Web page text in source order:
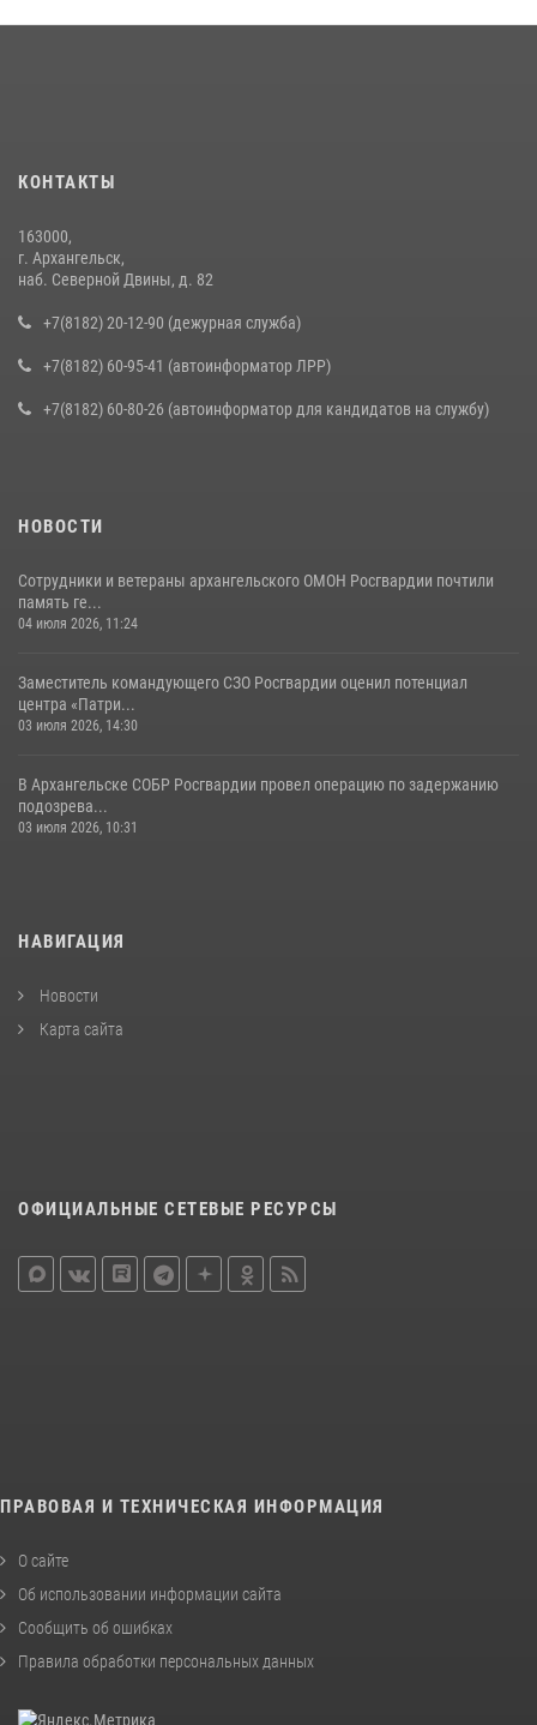
КОНТАКТЫ
163000,
г. Архангельск,
наб. Северной Двины, д. 82
+7(8182) 20-12-90 (дежурная служба)
+7(8182) 60-95-41 (автоинформатор ЛРР)
+7(8182) 60-80-26 (автоинформатор для кандидатов на службу)
НОВОСТИ
Сотрудники и ветераны архангельского ОМОН Росгвардии почтили
память ге...
04 июля 2026, 11:24
Заместитель командующего СЗО Росгвардии оценил потенциал
центра «Патри...
03 июля 2026, 14:30
В Архангельске СОБР Росгвардии провел операцию по задержанию
подозрева...
03 июля 2026, 10:31
НАВИГАЦИЯ
Новости
Карта сайта
ОФИЦИАЛЬНЫЕ СЕТЕВЫЕ РЕСУРСЫ
ПРАВОВАЯ И ТЕХНИЧЕСКАЯ ИНФОРМАЦИЯ
О сайте
Об использовании информации сайта
Сообщить об ошибках
Правила обработки персональных данных